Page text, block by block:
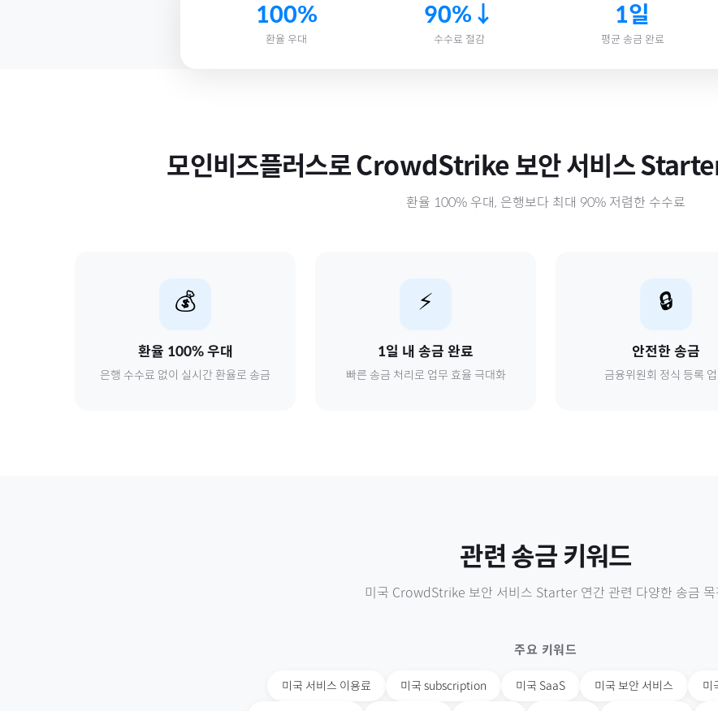
100%
환율 우대
90%↓
수수료 절감
1일
평균 송금 완료
모인비즈플러스로CrowdStrike 보안 서비스
환율 100% 우대, 은행보다 최대 90% 저렴한 수수료
💰
환율 100% 우대
은행 수수료 없이 실시간 환율로 송금
⚡
1일 내 송금 완료
빠른 송금 처리로 업무 효율 극대화
🔒
안전한 송금
금융위원회 정식 등록
관련 송금 키워드
미국 CrowdStrike 보안 서비스 Starter 연간 관련 다양한 송금 목
주요 키워드
미국 서비스 이용료 미국 subscription 미국 SaaS 미국 보안 서비스 미